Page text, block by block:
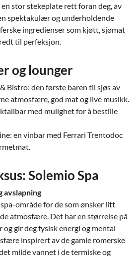
stor stekeplate rett foran deg, av
spektakulær og underholdende
ingredienser som kjøtt, sjømat
til perfeksjon.
og lounger
Bistro: den første baren til sjøs av
atmosfære, god mat og live musikk.
med mulighet for å bestille
en vinbar med Ferrari Trentodoc
Solemio Spa
avslapning
område for de som ønsker litt
atmosfære. Det har en størrelse på
gir deg fysisk energi og mental
inspirert av de gamle romerske
milde vannet i de termiske og